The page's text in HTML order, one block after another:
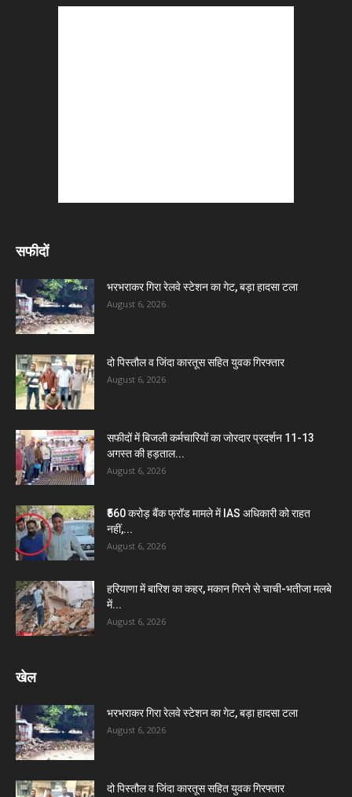
सफीदों
भरभराकर गिरा रेलवे स्टेशन का गेट, बड़ा हादसा टला
August 6, 2026
दो पिस्तौल व जिंदा कारतूस सहित युवक गिरफ्तार
August 6, 2026
सफीदों में बिजली कर्मचारियों का जोरदार प्रदर्शन 11-13
अगस्त की हड़ताल...
August 6, 2026
₹560 करोड़ बैंक फ्रॉड मामले में IAS अधिकारी को राहत
नहीं,...
August 6, 2026
हरियाणा में बारिश का कहर, मकान गिरने से चाची-भतीजा मलबे
में...
August 6, 2026
खेल
भरभराकर गिरा रेलवे स्टेशन का गेट, बड़ा हादसा टला
August 6, 2026
दो पिस्तौल व जिंदा कारतूस सहित युवक गिरफ्तार